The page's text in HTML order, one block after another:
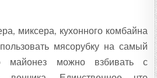
миксера, кухонного комбайна
мясорубку на самый
майонез можно взбивать с